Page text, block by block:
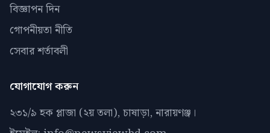
বিজ্ঞাপন দিন
গোপনীয়তা নীতি
সেবার শর্তাবলী
যোগাযোগ করুন
২৩১/৯ হক প্লাজা (২য় তলা), চাষাড়া, নারায়ণঞ্জ।